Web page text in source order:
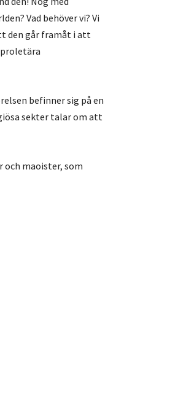
Vad behöver vi? Vi
den går framåt i att
befinner sig på en
sekter talar om att
och maoister, som